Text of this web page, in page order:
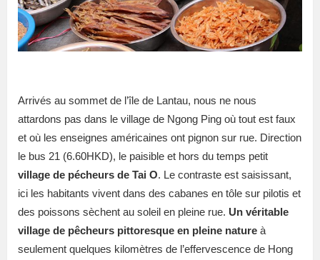
Arrivés au sommet de l’île de Lantau, nous ne nous
attardons pas dans le village de Ngong Ping où tout est faux
et où les enseignes américaines ont pignon sur rue. Direction
le bus 21 (6.60HKD), le paisible et hors du temps petit
village de pécheurs de Tai O. Le contraste est saisissant,
ici les habitants vivent dans des cabanes en tôle sur pilotis et
des poissons sèchent au soleil en pleine rue. Un véritable
village de pêcheurs pittoresque en pleine nature à
seulement quelques kilomètres de l’effervescence de Hong